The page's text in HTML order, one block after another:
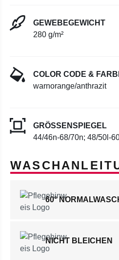
GEWEBEGEWICHT
280 g/m²
COLOR CODE &
warnorange/anthrazit
GRÖSSENSPIEGEL
44/46n-68/70n; 48/50l-
60°
NICHT BLEICHEN